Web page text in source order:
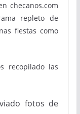
checanos.com
repleto de
fiestas como
recopilado las
fotos de